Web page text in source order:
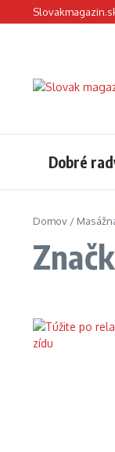
Preskočiť na obsah
Dobré
Domov /